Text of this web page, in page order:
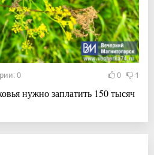
0 0 1
нужно заплатить 150 тысяч